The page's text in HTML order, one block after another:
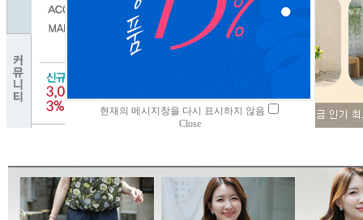
현재의 메시지창을 다시 표시하지 않음
Close